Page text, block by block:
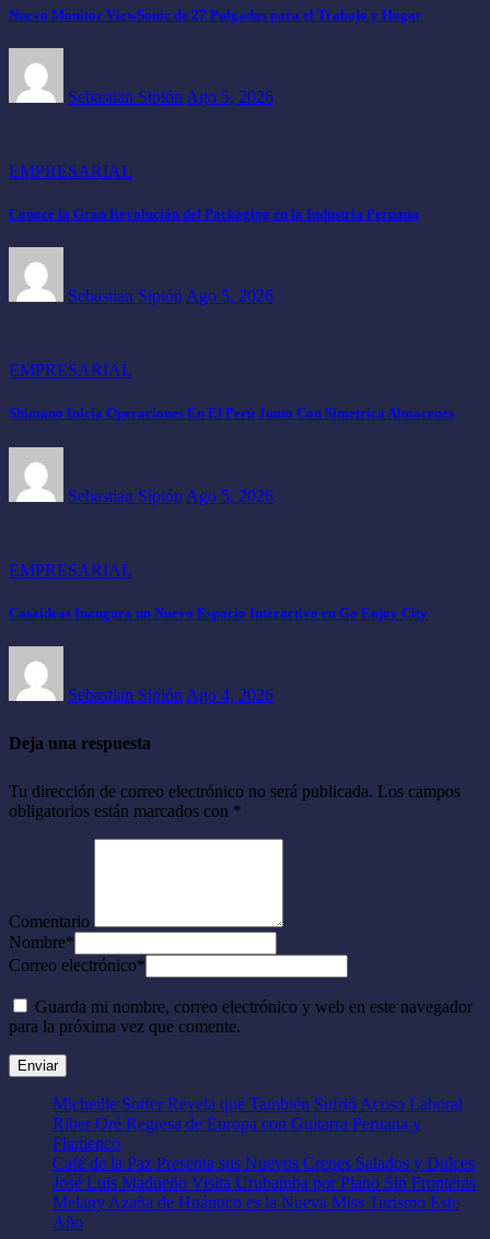
Nuevo Monitor ViewSonic de 27 Pulgadas para el Trabajo y Hogar
Sebastian Sipión Ago 5, 2026
EMPRESARIAL
Conoce la Gran Revolución del Packaging en la Industria Peruana
Sebastian Sipión Ago 5, 2026
EMPRESARIAL
Shimano Inicia Operaciones En El Perú Junto Con Simetrica Almacenes
Sebastian Sipión Ago 5, 2026
EMPRESARIAL
Casaideas Inaugura un Nuevo Espacio Interactivo en Go Enjoy City
Sebastian Sipión Ago 4, 2026
Deja una respuesta
Tu dirección de correo electrónico no será publicada. Los campos
obligatorios están marcados con *
Comentario
Nombre*
Correo electrónico*
Guarda mi nombre, correo electrónico y web en este navegador
para la próxima vez que comente.
Micheille Soifer Revela que También Sufrió Acoso Laboral
Riber Oré Regresa de Europa con Guitarra Peruana y
Flamenco
Café de la Paz Presenta sus Nuevos Crepes Salados y Dulces
José Luis Madueño Visita Urubamba por Piano Sin Fronteras
Melany Azaña de Huánuco es la Nueva Miss Turismo Este
Año